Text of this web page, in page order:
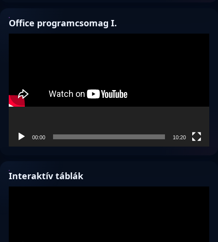
Office programcsomag I.
00:00 10:20
Interaktív táblák